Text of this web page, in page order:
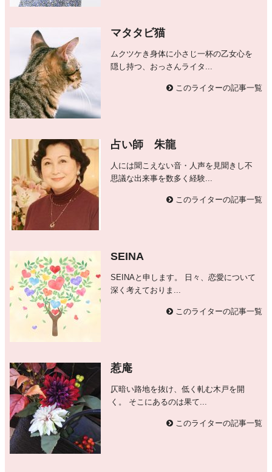
マタタビ猫
ムクツケき身体に小さじ一杯の乙女心を
隠し持つ、おっさんライタ...
このライターの記事一覧
占い師 朱龍
人には聞こえない音・人声を見聞きし不
思議な出来事を数多く経験...
このライターの記事一覧
SEINA
SEINAと申します。 日々、恋愛について
深く考えておりま...
このライターの記事一覧
惹庵
仄暗い路地を抜け、低く軋む木戸を開
く。 そこにあるのは果て...
このライターの記事一覧